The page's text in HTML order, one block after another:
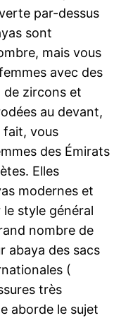
par-dessus
sont
mais vous
avec des
de zircons et
au devant,
fait, vous
des Émirats
Elles
modernes et
style général
nombre de
abaya des sacs
(
très
aborde le sujet